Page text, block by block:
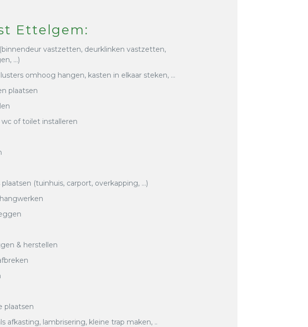
Ettelgem:
vastzetten, deurklinken vastzetten,
…)
omhoog hangen, kasten in elkaar steken, …
plaatsen
wc of toilet installeren
(tuinhuis, carport, overkapping, …)
& herstellen
plaatsen
afkasting, lambrisering, kleine trap maken, ..